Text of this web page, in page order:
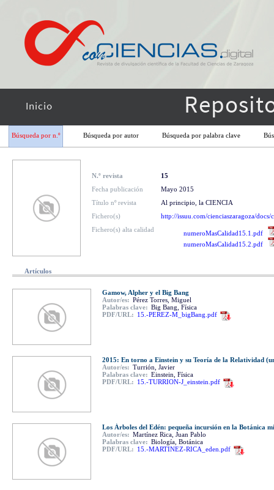
Inicio
Búsqueda por n.º Búsqueda por autor Búsqueda por palabra clave
N.º revista
15
Fecha publicación
Mayo 2015
Título nº revista
Al principio, la CIENCIA
Fichero(s)
http://issuu.com/cienciaszaragoza/docs/
Fichero(s) alta calidad
numeroMasCalidad15.1.pdf
numeroMasCalidad15.2.pdf
Artículos
Gamow, Alpher y el Big Bang
Autor/es: Pérez Torres, Miguel
Palabras clave: Big Bang, Física
PDF/URL: 15.-PEREZ-M_bigBang.pdf
2015: En torno a Einstein y su Teoría de la Relatividad
Autor/es: Turrión, Javier
Palabras clave: Einstein, Física
PDF/URL: 15.-TURRION-J_einstein.pdf
Los Árboles del Edén: pequeña incursión en la Botánica
Autor/es: Martínez Rica, Juan Pablo
Palabras clave: Biología, Botánica
PDF/URL: 15.-MARTINEZ-RICA_eden.pdf